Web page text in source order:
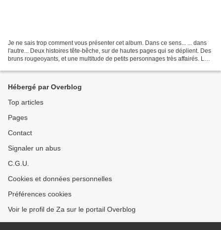
Je ne sais trop comment vous présenter cet album. Dans ce sens... ... dans
l'autre... Deux histoires tête-bêche, sur de hautes pages qui se déplient. Des
bruns rougeoyants, et une multitude de petits personnages très affairés. Le
Hébergé par Overblog
Top articles
Pages
Contact
Signaler un abus
C.G.U.
Cookies et données personnelles
Préférences cookies
Voir le profil de Za sur le portail Overblog